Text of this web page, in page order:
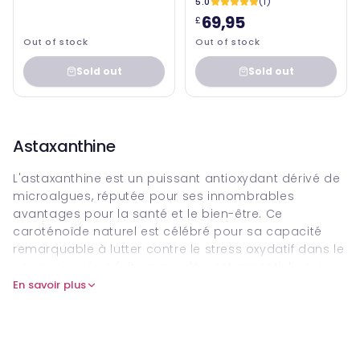
Out of stock
Sold out
£69,95
Out of stock
Sold out
Astaxanthine
L'astaxanthine est un puissant antioxydant dérivé de
microalgues, réputée pour ses innombrables
avantages pour la santé et le bien-être. Ce
caroténoïde naturel est célébré pour sa capacité
remarquable à lutter contre le stress oxydatif dans le
ceux qui visaient à améliorer leur bien-être global.
En savoir plus